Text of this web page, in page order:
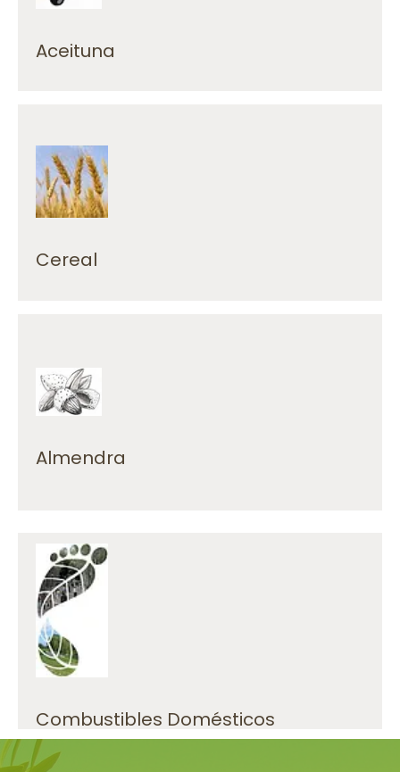
Aceituna
Cereal
Recepción y limpieza de cereal (cebada,
trigo, avena, guisantes, pipas girasol...)
Almendra
sea la variedad que sea, incluyendo la
producción ecológica.
Combustibles Domésticos
En Oleomontes optamos por la
sostenibilidad, ofreciendo como combustible
de calefacción y estufas, hueso de aceituna y
cáscara de almendra.